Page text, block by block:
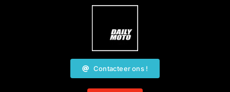
Contacteer ons !